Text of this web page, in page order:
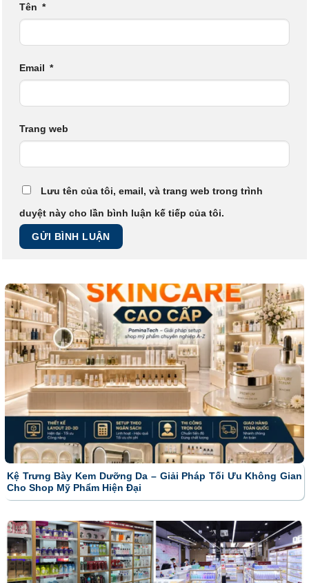
Tên *
Email *
Trang web
Lưu tên của tôi, email, và trang web trong trình
duyệt này cho lần bình luận kế tiếp của tôi.
Kệ Trưng Bày Kem Dưỡng Da – Giải Pháp Tối Ưu Không Gian
Cho Shop Mỹ Phẩm Hiện Đại